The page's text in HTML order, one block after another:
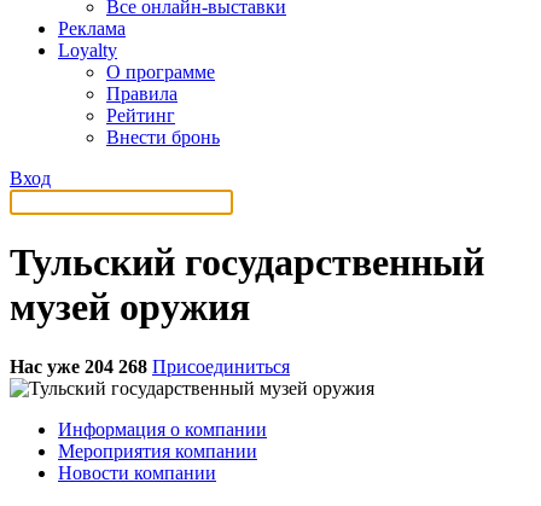
Все онлайн-выставки
Реклама
Loyalty
О программе
Правила
Рейтинг
Внести бронь
Вход
Тульский государственный
музей оружия
Нас уже 204 268 Присоединиться
Информация о компании
Мероприятия компании
Новости компании